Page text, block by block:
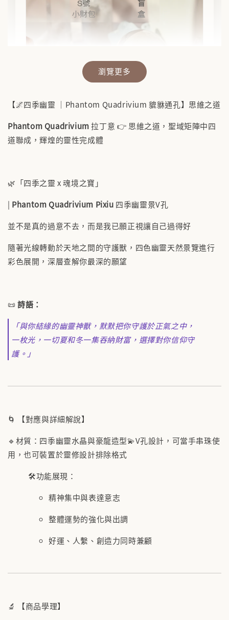
NT$ 388
加入購物車
瀏覽更多
【🌌四季幽靈 ｜Phantom Quadrivium 貔貅通孔】思維之道
Phantom Quadrivium拉丁意 👉 思維之道，聖域矩陣中四
道聯成，輝煌的靈性完成體
🌿「四季之靈 x 魂境之寶」
| Phantom Quadrivium Pixiu 四季幽靈景V孔
並不是真的過意不去，而是我已願正視讓自己過得好
隨著光線轉動於天地之間的守護獸，四色幽靈天然景覽進行
彩色展開，深層查解你最深的願望
📜詩語：
「與你結緣的幽靈神獸，默默把你守護於正氣之中，
一枚光，一切夏和冬一集吞納財富，選擇對你信仰守
護。」
🌀 【對應與詳細解說】
🔹材質：四季幽靈水晶與豪龍造型💫V孔設計，可當手串珠使
用，也可裝置於靈修設計排除格式
🛠️功能展現：
精神集中與表達意志
整體運勢的強化與出調
好運、人繫、創造力同時兼顧
🔬 【商品學理】